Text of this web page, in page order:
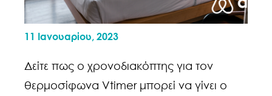
11 Ιανουαρίου, 2023
Δείτε πως ο χρονοδιακόπτης για τον
θερμοσίφωνα Vtimer μπορεί να γίνει ο